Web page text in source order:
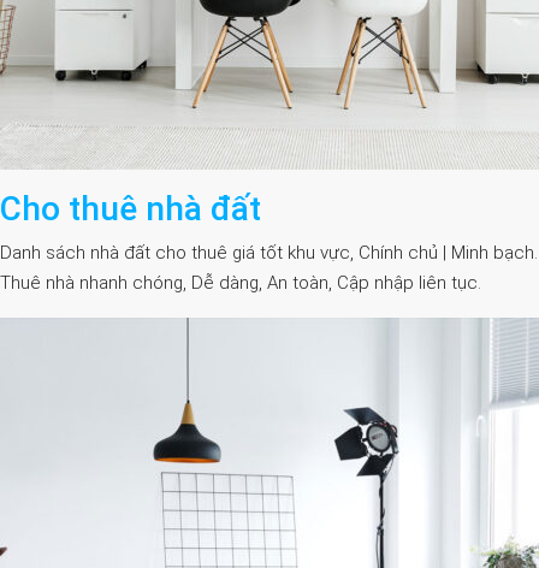
Cho thuê nhà đất
Danh sách nhà đất cho thuê giá tốt khu vực, Chính chủ | Minh bạch.
Thuê nhà nhanh chóng, Dễ dàng, An toàn, Cập nhập liên tục.